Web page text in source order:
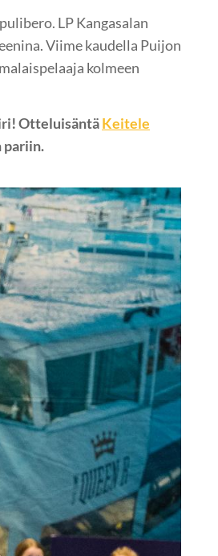
LP Kangasalan
Viime kaudella Puijon
kolmeen
OtteluisäntäKeitele